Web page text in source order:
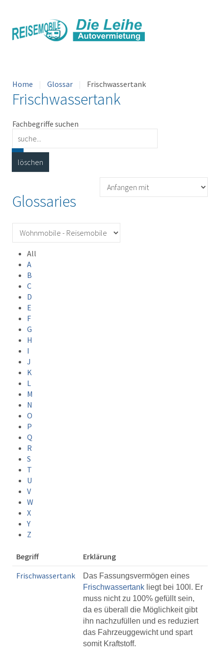
Home Glossar Frischwassertank
Frischwassertank
Fachbegriffe suchen
Glossaries
All
A
B
C
D
E
F
G
H
I
J
K
L
M
N
O
P
Q
R
S
T
U
V
W
X
Y
Z
Begriff
Erklärung
Frischwassertank
Das Fassungsvermögen eines
Frischwassertank liegt bei 100l. Er
muss nicht zu 100% gefüllt sein,
da es überall die Möglichkeit gibt
ihn nachzufüllen und es reduziert
das Fahrzeuggewicht und spart
somit Kraftstoff.